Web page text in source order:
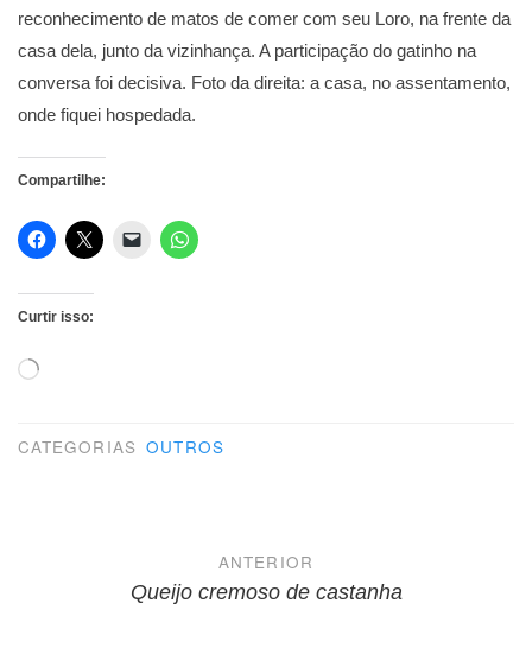
reconhecimento de matos de comer com seu Loro, na frente da
casa dela, junto da vizinhança. A participação do gatinho na
conversa foi decisiva. Foto da direita: a casa, no assentamento,
onde fiquei hospedada.
Compartilhe:
Curtir isso:
Carregando...
CATEGORIAS OUTROS
NavegaçãoANTERIOR
Queijo cremoso de castanha